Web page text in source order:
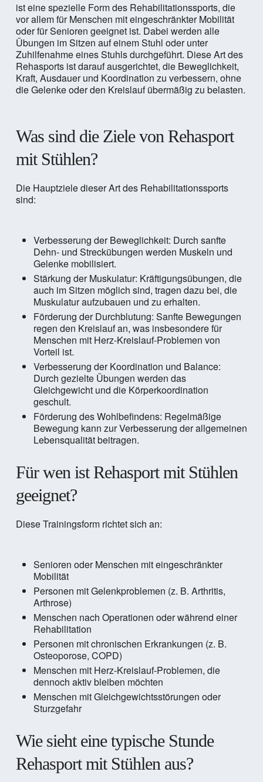
ist eine spezielle Form des Rehabilitationssports, die
vor allem für Menschen mit eingeschränkter Mobilität
oder für Senioren geeignet ist. Dabei werden alle
Übungen im Sitzen auf einem Stuhl oder unter
Zuhilfenahme eines Stuhls durchgeführt. Diese Art des
Rehasports ist darauf ausgerichtet, die Beweglichkeit,
Kraft, Ausdauer und Koordination zu verbessern, ohne
die Gelenke oder den Kreislauf übermäßig zu belasten.
Was sind die Ziele von Rehasport
mit Stühlen?
Die Hauptziele dieser Art des Rehabilitationssports
sind:
Verbesserung der Beweglichkeit: Durch sanfte
Dehn- und Streckübungen werden Muskeln und
Gelenke mobilisiert.
Stärkung der Muskulatur: Kräftigungsübungen, die
auch im Sitzen möglich sind, tragen dazu bei, die
Muskulatur aufzubauen und zu erhalten.
Förderung der Durchblutung: Sanfte Bewegungen
regen den Kreislauf an, was insbesondere für
Menschen mit Herz-Kreislauf-Problemen von
Vorteil ist.
Verbesserung der Koordination und Balance:
Durch gezielte Übungen werden das
Gleichgewicht und die Körperkoordination
geschult.
Förderung des Wohlbefindens: Regelmäßige
Bewegung kann zur Verbesserung der allgemeinen
Lebensqualität beitragen.
Für wen ist Rehasport mit Stühlen
geeignet?
Diese Trainingsform richtet sich an:
Senioren oder Menschen mit eingeschränkter
Mobilität
Personen mit Gelenkproblemen (z. B. Arthritis,
Arthrose)
Menschen nach Operationen oder während einer
Rehabilitation
Personen mit chronischen Erkrankungen (z. B.
Osteoporose, COPD)
Menschen mit Herz-Kreislauf-Problemen, die
dennoch aktiv bleiben möchten
Menschen mit Gleichgewichtsstörungen oder
Sturzgefahr
Wie sieht eine typische Stunde
Rehasport mit Stühlen aus?